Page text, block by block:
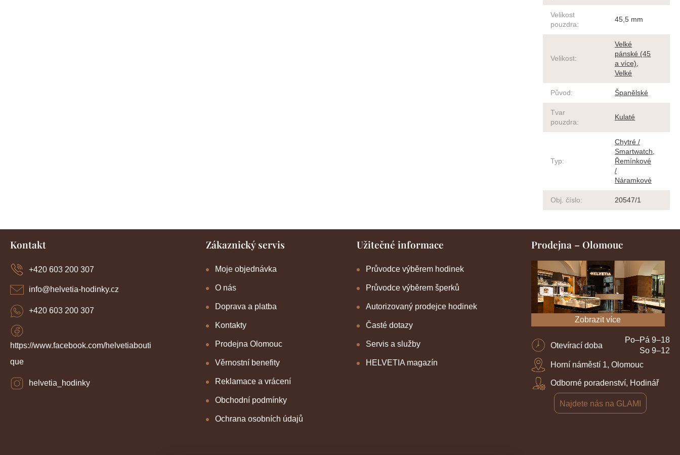
Velikost
pouzdra:
45,5 mm
Velikost:
Velké
pánské (45
a více),
Velké
Původ: Španělské
Tvar
pouzdra:
Kulaté
Typ:
Chytré /
Smartwatch,
Řemínkové
/
Náramkové
Obj. číslo: 20547/1
Kontakt
info@helvetia-hodinky.cz
+420 603 200 307
https://www.facebook.com/helvetiabouti
que
helvetia_hodinky
+420 603 200 307
Zákaznický servis
Moje objednávka
O nás
Doprava a platba
Kontakty
Prodejna Olomouc
Věrnostní benefity
Reklamace a vrácení
Obchodní podmínky
Ochrana osobních údajů
Užitečné informace
Průvodce výběrem hodinek
Průvodce výběrem šperků
Autorizovaný prodejce hodinek
Časté dotazy
Servis a služby
HELVETIA magazín
Prodejna – Olomouc
Zobrazit více
Otevírací doba
Po–Pá 9–18
So 9–12
Horní náměstí 1, Olomouc
Odborné poradenství, Hodinář
Najdete nás na GLAMI